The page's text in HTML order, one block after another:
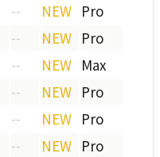
-- NEW Pro
-- NEW Pro
-- NEW Max
-- NEW Pro
-- NEW Pro
-- NEW Pro